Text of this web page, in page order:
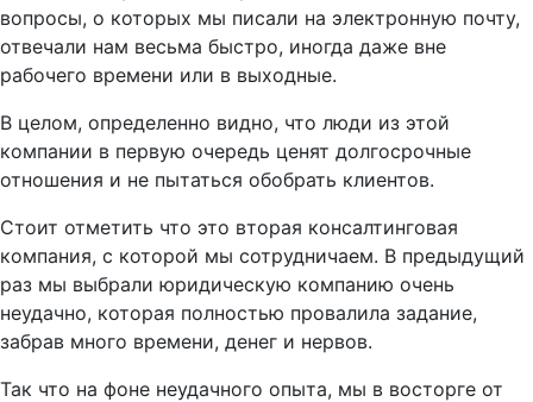
вопросы, о которых мы писали на электронную почту,
отвечали нам весьма быстро, иногда даже вне
рабочего времени или в выходные.
В целом, определенно видно, что люди из этой
компании в первую очередь ценят долгосрочные
отношения и не пытаться обобрать клиентов.
Стоит отметить что это вторая консалтинговая
компания, с которой мы сотрудничаем. В предыдущий
раз мы выбрали юридическую компанию очень
неудачно, которая полностью провалила задание,
забрав много времени, денег и нервов.
Так что на фоне неудачного опыта, мы в восторге от